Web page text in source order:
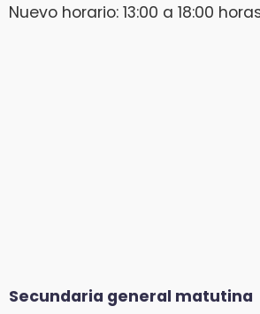
Nuevo horario: 13:00 a 18:00
Secundaria general matutina